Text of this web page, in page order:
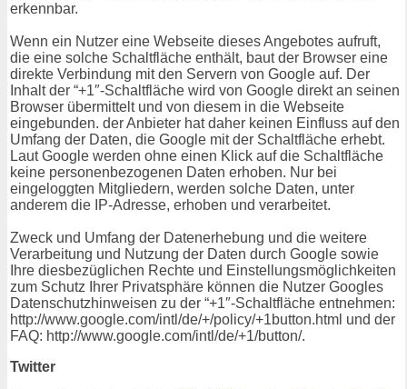
erkennbar.
Wenn ein Nutzer eine Webseite dieses Angebotes aufruft,
die eine solche Schaltfläche enthält, baut der Browser eine
direkte Verbindung mit den Servern von Google auf. Der
Inhalt der “+1″-Schaltfläche wird von Google direkt an seinen
Browser übermittelt und von diesem in die Webseite
eingebunden. der Anbieter hat daher keinen Einfluss auf den
Umfang der Daten, die Google mit der Schaltfläche erhebt.
Laut Google werden ohne einen Klick auf die Schaltfläche
keine personenbezogenen Daten erhoben. Nur bei
eingeloggten Mitgliedern, werden solche Daten, unter
anderem die IP-Adresse, erhoben und verarbeitet.
Zweck und Umfang der Datenerhebung und die weitere
Verarbeitung und Nutzung der Daten durch Google sowie
Ihre diesbezüglichen Rechte und Einstellungsmöglichkeiten
zum Schutz Ihrer Privatsphäre können die Nutzer Googles
Datenschutzhinweisen zu der “+1″-Schaltfläche entnehmen:
http://www.google.com/intl/de/+/policy/+1button.html und der
FAQ: http://www.google.com/intl/de/+1/button/.
Twitter